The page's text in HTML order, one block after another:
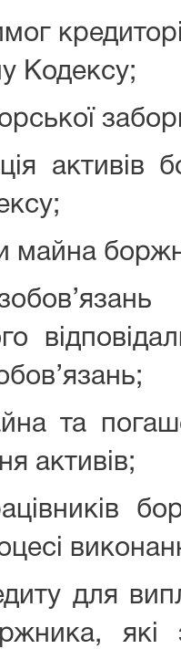
Кодексу;
активів
майна
та
активів;
для
які